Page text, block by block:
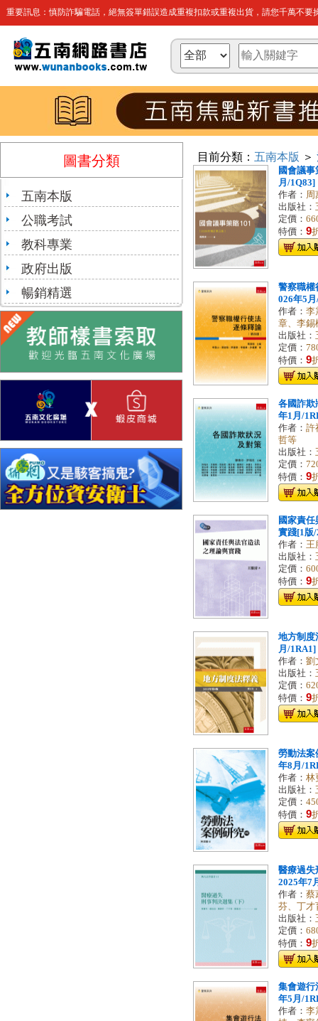
重要訊息：慎防詐騙電話，絕無簽單錯誤造成重複扣款或重複出貨，請您千萬不要
圖書分類
五南本版
公職考試
教科專業
政府出版
暢銷精選
目前分類： 五南本版 ＞
國會議
月/1Q83]
作者： 周
出版社：
定價：
特價： 9
警察職權
026年5
作者： 李
章、李錫
出版社：
定價：
特價： 9
各國詐欺
年1月/
作者： 許
哲等
出版社：
定價：
特價： 9
國家責
實踐[1版/
作者： 王
出版社：
定價：
特價： 9
地方制度
月/1RA1]
作者： 劉
出版社：
定價：
特價： 9
勞動法案
年8月/
作者： 林
出版社：
定價：
特價： 9
醫療過失
2025年7
作者： 蔡
芬、丁才
出版社：
定價：
特價： 9
集會遊行
年5月/
作者： 李